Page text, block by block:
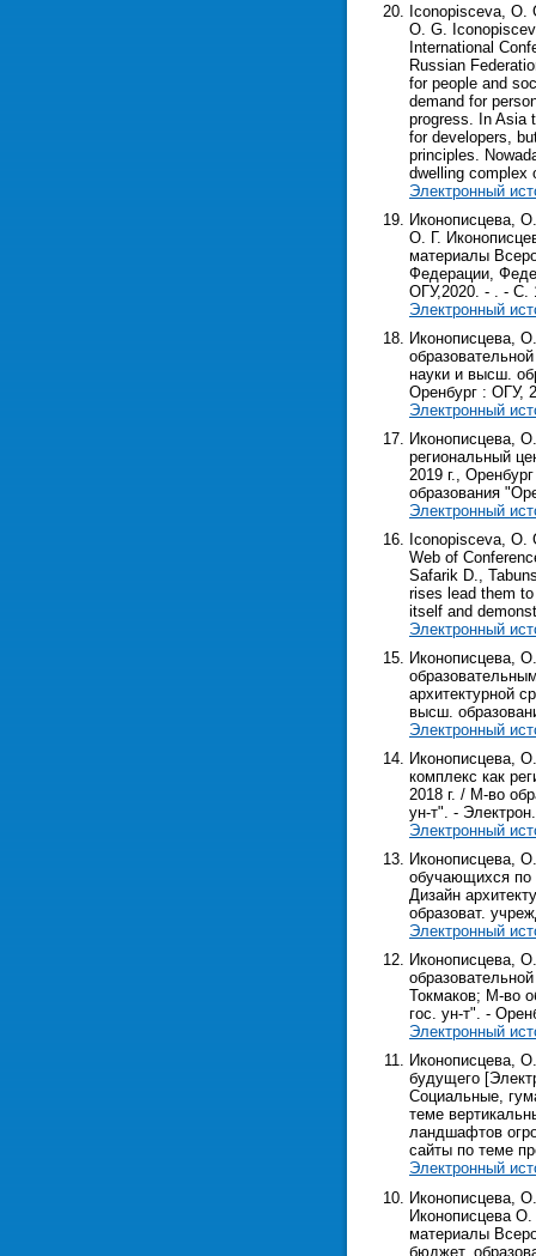
Iconopisceva, O.
O. G.
International
Russian
for people and
demand for
progress. In Asia
for developers,
principles.
dwelling complex
Электронный
Иконописцева,
О. Г.
материалы
Федерации,
ОГУ,2020. - . - С.
Электронный
Иконописцева,
науки и высш.
Оренбург : ОГУ,
Электронный
Иконописцева,
региональный
2019 г.,
образования
Электронный
Iconopisceva,
Web of
Safarik D.,
rises lead them
itself and
Электронный
Иконописцева,
архитектурной
высш.
Электронный
Иконописцева,
комплекс как
2018 г. / М-во
ун-т". -
Электронный
Иконописцева,
обучающихся по
Дизайн
образоват.
Электронный
Иконописцева,
Токмаков; М-во
гос. ун-т". -
Электронный
Иконописцева,
будущего
Социальные,
теме
ландшафтов
сайты по теме
Электронный
Иконописцева,
Иконописцева О.
материалы
бюджет.